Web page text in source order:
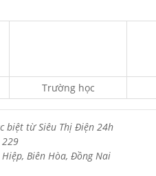
Trường học
biệt từ Siêu Thị Điện 24h
Biên Hòa, Đồng Nai